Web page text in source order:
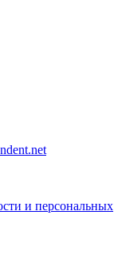
и персональных